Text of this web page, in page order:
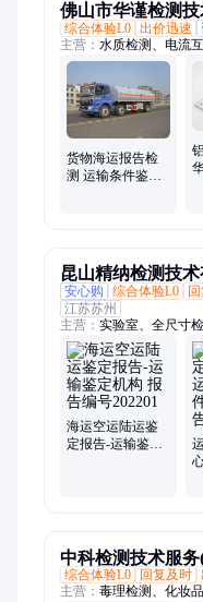
佛山市华谨检测
综合体验L0 出价迅速
主营： 水质检测、电流
效期、润滑油脂检测、
检测、环氧树脂胶粘剂
货物海运报告检
测 运输条件鉴定
昆山精纳检测技术
安心购
综合体验L0
江苏苏州
主营： 实验室、全尺寸
检测、可靠性检测、三
数、逆向扫描、三维扫
验、拉力检测
海运空运陆运鉴
定报告-运输鉴定
中科检测技术服
综合体验L0
回复及时
主营： 毒理检测、化妆